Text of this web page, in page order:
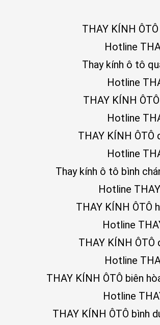
THAY KÍNH
Hotline
Thay kính ô tô
Hotline
THAY KÍNH
Hotline
THAY KÍNH ÔTÔ
Hotline
Thay kính ô tô bình
Hotline
THAY KÍNH ÔTÔ
Hotline
THAY KÍNH ÔTÔ
Hotline
THAY KÍNH ÔTÔ biên
Hotline
THAY KÍNH ÔTÔ bình